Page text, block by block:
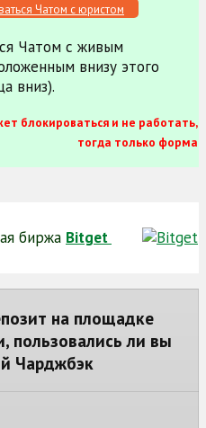
Чатом с юристом
Чатом с живым
внизу этого
вниз).
блокироваться и не работать,
тогда только форма
биржа Bitget
на площадке
пользовались ли вы
Чарджбэк